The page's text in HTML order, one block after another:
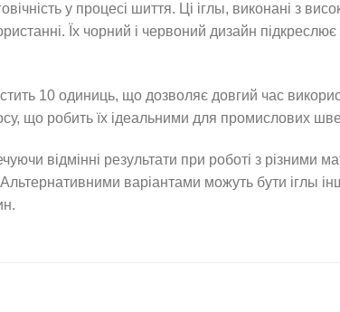
у процесі шиття. Ці іглы, виконані з
Їх чорний і червоний дизайн підкреслює
10 одиниць, що дозволяє довгий час
що робить їх ідеальними для промислових
відмінні результати при роботі з різними
варіантами можуть бути іглы